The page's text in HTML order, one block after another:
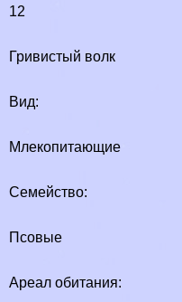
12
Гривистый волк
Вид:
Млекопитающие
Семейство:
Псовые
Ареал обитания: